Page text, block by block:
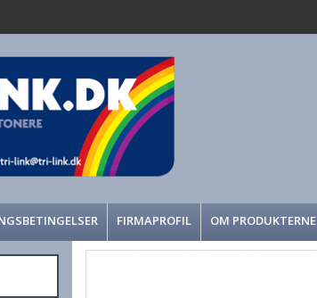
FIRMAPROFIL OM PRODUKTERNE